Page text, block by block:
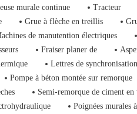
murale continue Tracteur
Grue à flèche en treillis
de manutention électriques
Fraiser planer de
Lettres de
Pompe à béton montée sur remorque
Semi-remorque de ciment en
Poignées murales